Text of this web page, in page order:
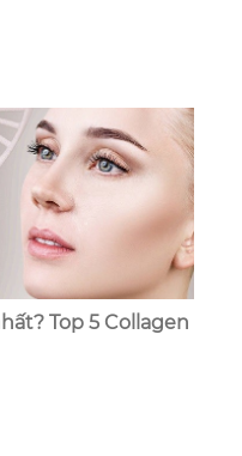
Top 5 Collagen